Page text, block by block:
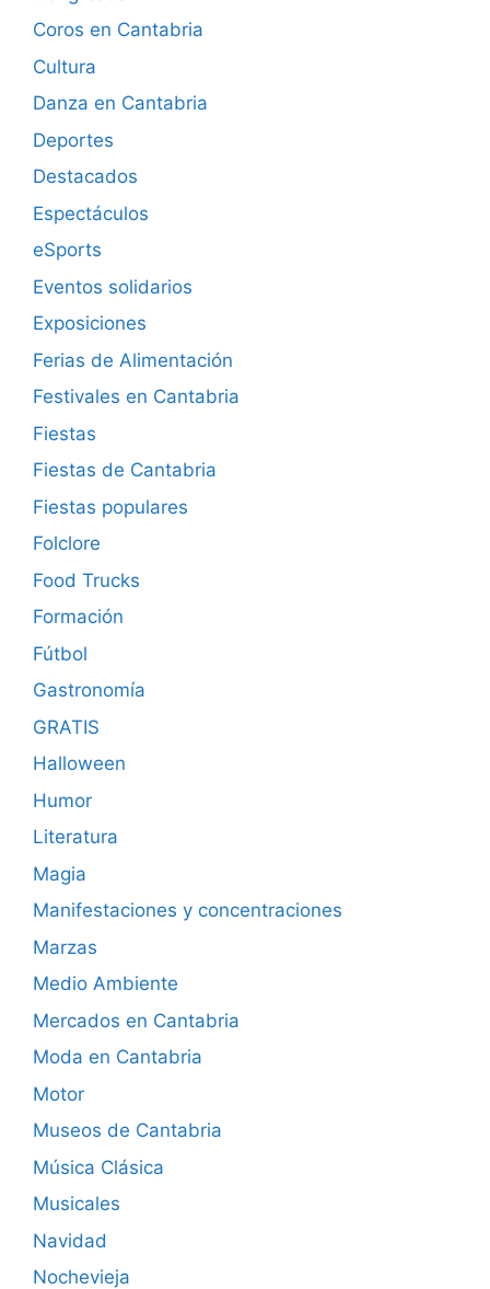
Coros en Cantabria
Cultura
Danza en Cantabria
Deportes
Destacados
Espectáculos
eSports
Eventos solidarios
Exposiciones
Ferias de Alimentación
Festivales en Cantabria
Fiestas
Fiestas de Cantabria
Fiestas populares
Folclore
Food Trucks
Formación
Fútbol
Gastronomía
GRATIS
Halloween
Humor
Literatura
Magia
Manifestaciones y concentraciones
Marzas
Medio Ambiente
Mercados en Cantabria
Moda en Cantabria
Motor
Museos de Cantabria
Música Clásica
Musicales
Navidad
Nochevieja